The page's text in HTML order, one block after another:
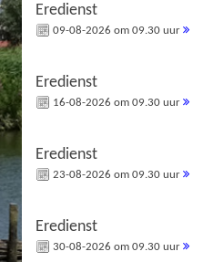
Eredienst
09-08-2026 om 09.30 uur
Eredienst
16-08-2026 om 09.30 uur
Eredienst
23-08-2026 om 09.30 uur
Eredienst
30-08-2026 om 09.30 uur